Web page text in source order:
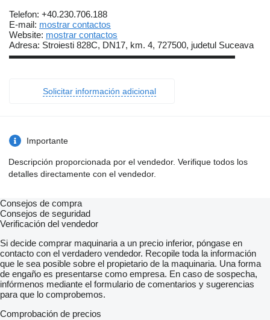
Telefon: +40.230.706.188
E-mail: mostrar contactos
Website: mostrar contactos
Adresa: Stroiesti 828C, DN17, km. 4, 727500, judetul Suceava
▬▬▬▬▬▬▬▬▬▬▬▬▬▬▬▬▬▬▬▬▬▬▬▬▬
Solicitar información adicional
Importante
Descripción proporcionada por el vendedor. Verifique todos los
detalles directamente con el vendedor.
Consejos de compra
Consejos de seguridad
Verificación del vendedor
Si decide comprar maquinaria a un precio inferior, póngase en
contacto con el verdadero vendedor. Recopile toda la información
que le sea posible sobre el propietario de la maquinaria. Una forma
de engaño es presentarse como empresa. En caso de sospecha,
infórmenos mediante el formulario de comentarios y sugerencias
para que lo comprobemos.
Comprobación de precios